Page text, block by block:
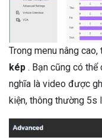
Trong menu nâng
kép . Bạn cũng có
nghĩa là video được
kiện, thông thường 5s